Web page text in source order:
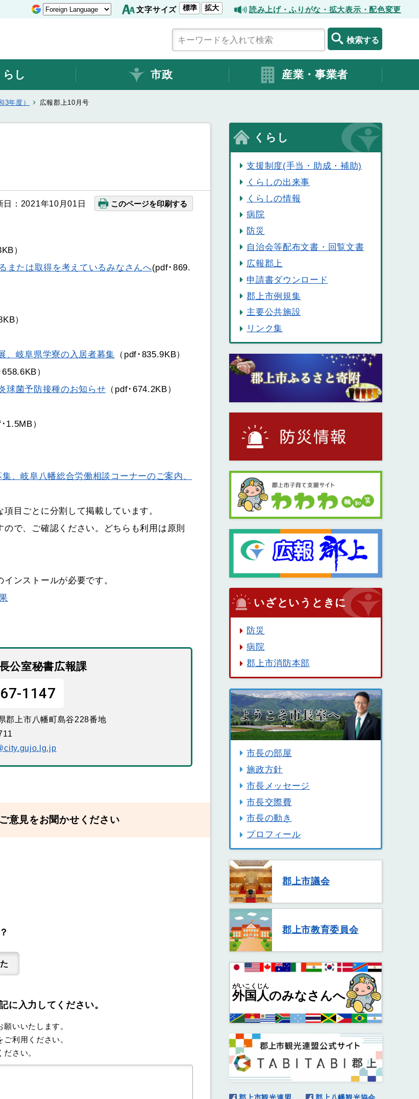
文字サイズ 標準 拡大 読み上げ・ふりがな・拡大表示・配色変更
検索する
らし 市政 産業・事業者
3年度） 広報郡上10月号
日：2021年10月01日 このページを印刷する
）
または取得を考えているみなさんへ(pdf･869.
）
、岐阜県学寮の入居者募集 （pdf･835.9KB）
658.6KB）
球菌予防接種のお知らせ （pdf･674.2KB）
･1.5MB）
、岐阜八幡総合労働相談コーナーのご案内、
目ごとに分割して掲載しています。
で、ご確認ください。どちらも利用は原則
トールが必要です。
公室秘書広報課
1147
郡上市八幡町島谷228番地
意見をお聞かせください
に入力してください。
いいたします。
ご利用ください。
さい。
くらし
支援制度(手当・助成・補助)
くらしの出来事
くらしの情報
病院
防災
自治会等配布文書・回覧文書
広報郡上
申請書ダウンロード
郡上市例規集
主要公共施設
リンク集
いざというときに
防災
病院
郡上市消防本部
市長の部屋
施政方針
市長メッセージ
市長交際費
市長の動き
プロフィール
郡上市議会
郡上市教育委員会
外国人
がいこくじん
のみなさんへ